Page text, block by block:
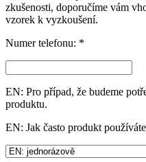
zkušenosti, doporučíme vám
vzorek k vyzkoušení.
Numer telefonu: *
EN: Pro případ, že budeme
produktu.
EN: Jak často produkt